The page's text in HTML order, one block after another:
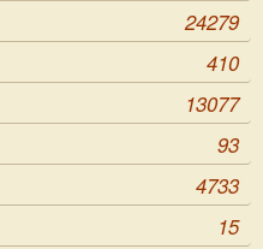
24279
410
13077
93
4733
15